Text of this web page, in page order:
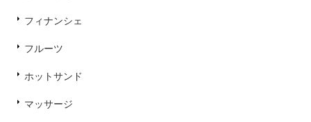
フィナンシェ
フルーツ
ホットサンド
マッサージ